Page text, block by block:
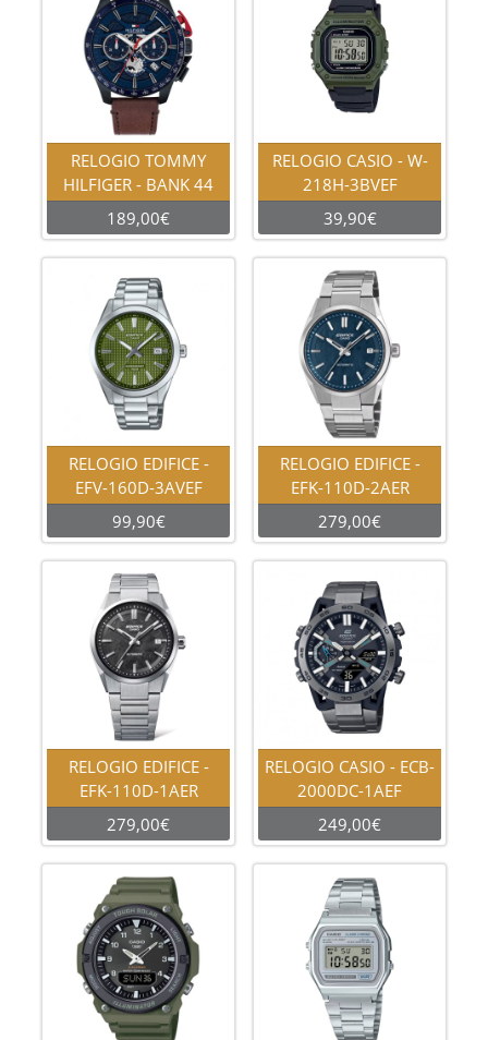
RELOGIO TOMMY
HILFIGER - BANK 44
189,00€
RELOGIO CASIO - W-
218H-3BVEF
39,90€
RELOGIO EDIFICE -
EFV-160D-3AVEF
99,90€
RELOGIO EDIFICE -
EFK-110D-2AER
279,00€
RELOGIO EDIFICE -
EFK-110D-1AER
279,00€
RELOGIO CASIO - ECB-
2000DC-1AEF
249,00€